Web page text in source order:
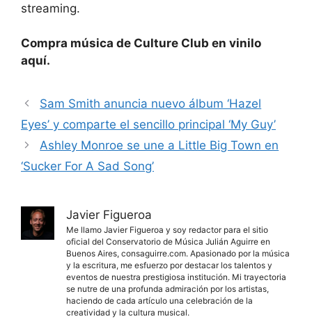
streaming.
Compra música de Culture Club en vinilo
aquí.
Sam Smith anuncia nuevo álbum ‘Hazel
Eyes’ y comparte el sencillo principal ‘My Guy’
Ashley Monroe se une a Little Big Town en
‘Sucker For A Sad Song’
Javier Figueroa
Me llamo Javier Figueroa y soy redactor para el sitio
oficial del Conservatorio de Música Julián Aguirre en
Buenos Aires, consaguirre.com. Apasionado por la música
y la escritura, me esfuerzo por destacar los talentos y
eventos de nuestra prestigiosa institución. Mi trayectoria
se nutre de una profunda admiración por los artistas,
haciendo de cada artículo una celebración de la
creatividad y la cultura musical.